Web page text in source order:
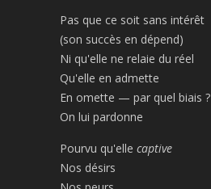
Pas que ce soit sans intérêt
(son succès en dépend)
Ni qu'elle ne relaie du réel
Qu'elle en admette
En omette — par quel biais ?
On lui pardonne
Pourvu qu'elle captive
Nos désirs